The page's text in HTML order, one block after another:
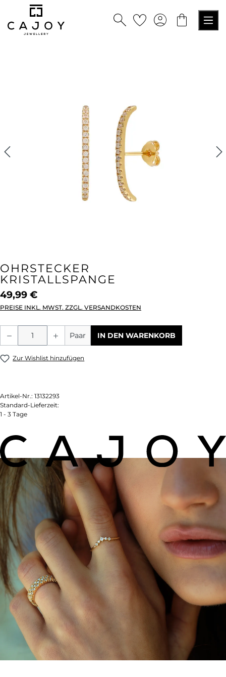
springen
OHRSTECKER
KRISTALLSPANGE
49,99 €
PREISE INKL. MWST. ZZGL. VERSANDKOSTEN
Produkt Anzahl: Gib den gewünschten
Paar IN DEN WARENKORB
Zur Wishlist hinzufügen
Artikel-Nr.: 13132293
Standard-Lieferzeit:
1 - 3 Tage